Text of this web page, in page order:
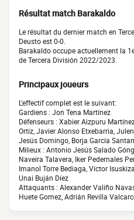
Résultat match Barakaldo
Le résultat du dernier match en
Deusto est 0-0.
Barakaldo occupe actuellement la
de Tercera División 2022/2023.
Principaux joueurs
L'effectif complet est le suivant:
Gardiens : Jon Tena Martínez
Défenseurs : Xabier Aizpuru
Ortiz, Javier Alonso Etxebarria,
Jesús Domingo, Borja García
Milieux : Antonio Jesús Salado
Naveira Talavera, Iker Pedernales
Imanol Torre Bediaga, Víctor
Unai Buján Díez
Attaquants : Alexander Valiño
Huete Gomez, Adrián Revilla